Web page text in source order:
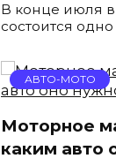
В конце июля
состоится
АВТО-МОТО
Моторное
каким авто